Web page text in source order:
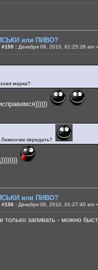
или ПИВО?
#155 : Декабря 08, 2010, 01:25:28 am »
марка?
передать?
или ПИВО?
#156 : Декабря 08, 2010, 01:27:40 am »
только запивать - можно